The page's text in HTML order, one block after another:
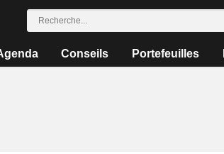
Conseils Portefeuilles